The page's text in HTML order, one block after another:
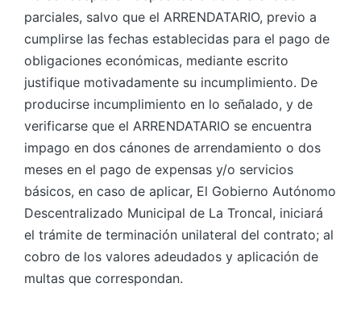
parciales, salvo que el ARRENDATARIO, previo a
cumplirse las fechas establecidas para el pago de
obligaciones económicas, mediante escrito
justifique motivadamente su incumplimiento. De
producirse incumplimiento en lo señalado, y de
verificarse que el ARRENDATARIO se encuentra
impago en dos cánones de arrendamiento o dos
meses en el pago de expensas y/o servicios
básicos, en caso de aplicar, El Gobierno Autónomo
Descentralizado Municipal de La Troncal, iniciará
el trámite de terminación unilateral del contrato; al
cobro de los valores adeudados y aplicación de
multas que correspondan.